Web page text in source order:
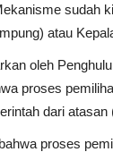
sudah
atau
oleh
proses
dari atasan
proses